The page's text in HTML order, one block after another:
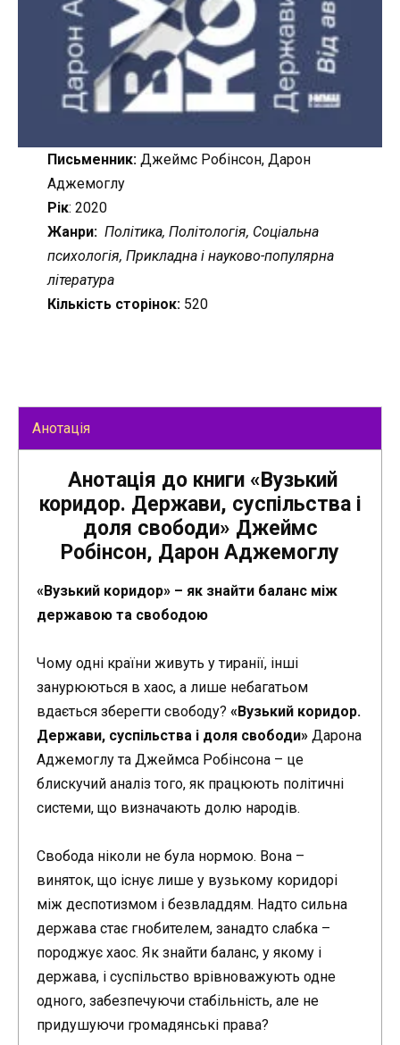
Письменник:Джеймс Робінсон, Дарон
Аджемоглу
Рік: 2020
Жанри: Політика, Політологія, Соціальна
психологія, Прикладна і науково-популярна
література
Кількість сторінок:520
Анотація
Анотація до книги «Вузький
коридор. Держави, суспільства і
доля свободи» Джеймс
Робінсон, Дарон Аджемоглу
«Вузький коридор» – як знайти баланс між
державою та свободою
Чому одні країни живуть у тиранії, інші
занурюються в хаос, а лише небагатьом
вдається зберегти свободу? «Вузький коридор.
Держави, суспільства і доля свободи» Дарона
Аджемоглу та Джеймса Робінсона – це
блискучий аналіз того, як працюють політичні
системи, що визначають долю народів.
Свобода ніколи не була нормою. Вона –
виняток, що існує лише у вузькому коридорі
між деспотизмом і безвладдям. Надто сильна
держава стає гнобителем, занадто слабка –
породжує хаос. Як знайти баланс, у якому і
держава, і суспільство врівноважують одне
одного, забезпечуючи стабільність, але не
придушуючи громадянські права?